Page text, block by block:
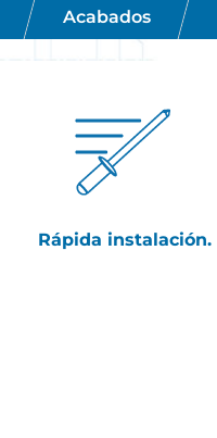
Acabados
Rápida instalación.